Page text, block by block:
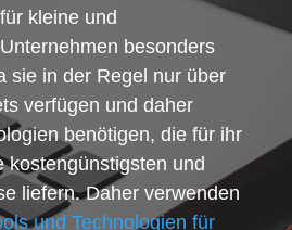
kleine und
besonders
sie in der Regel nur über
verfügen und daher
benötigen, die für ihr
kostengünstigsten und
liefern. Daher verwenden
und Technologien für